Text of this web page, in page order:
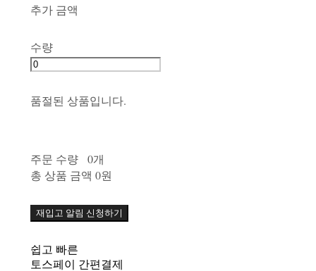
추가 금액
수량
품절된 상품입니다.
주문 수량
0개
총 상품 금액 0원
재입고 알림 신청하기
쉽고 빠른
토스페이 간편결제